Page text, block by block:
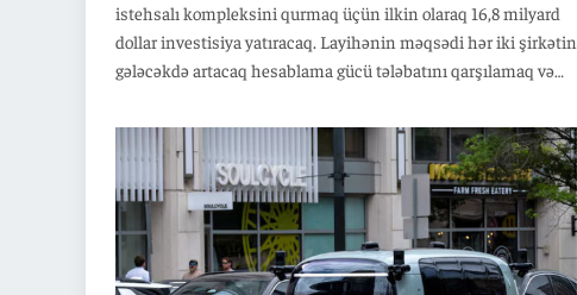
istehsalı kompleksini qurmaq üçün ilkin olaraq 16,8 milyard
dollar investisiya yatıracaq. Layihənin məqsədi hər iki şirkətin
gələcəkdə artacaq hesablama gücü tələbatını qarşılamaq və
görə, Terafab çip istehsalının bütün mərhələlərini əhatə
edəcək. Layihənin ilkin bazası kimi Tesla artıq Giga Texas
zavodunda tədqiqat istehsal müəssisəsinin tikintisinə
başlayıb.